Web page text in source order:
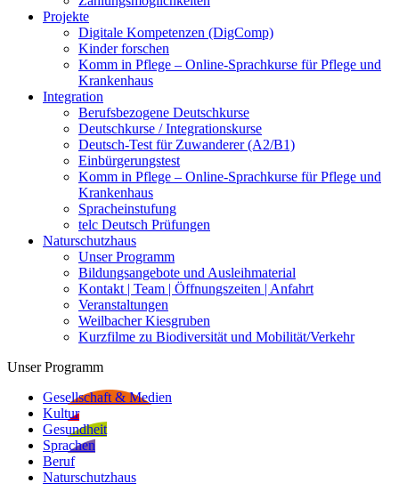
Projekte
Digitale Kompetenzen (DigComp)
Kinder forschen
Komm in Pflege – Online-Sprachkurse für Pflege und
Krankenhaus
Integration
Berufsbezogene Deutschkurse
Deutschkurse / Integrationskurse
Deutsch-Test für Zuwanderer (A2/B1)
Einbürgerungstest
Komm in Pflege – Online-Sprachkurse für Pflege und
Krankenhaus
Spracheinstufung
telc Deutsch Prüfungen
Naturschutzhaus
Unser Programm
Bildungsangebote und Ausleihmaterial
Kontakt | Team | Öffnungszeiten | Anfahrt
Veranstaltungen
Weilbacher Kiesgruben
Kurzfilme zu Biodiversität und Mobilität/Verkehr
Unser Programm
Gesellschaft & Medien
Kultur
Gesundheit
Sprachen
Beruf
Naturschutzhaus